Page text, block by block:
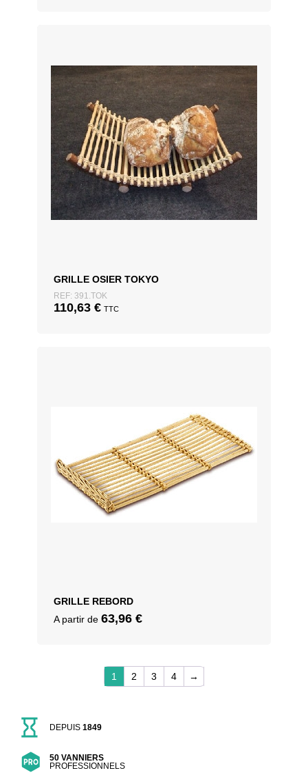
GRILLE OSIER TOKYO
REF: 391.TOK
110,63 € TTC
GRILLE REBORD
A partir de 63,96 €
1 2 3 4 →
DEPUIS1849
50 VANNIERS
PROFESSIONNELS